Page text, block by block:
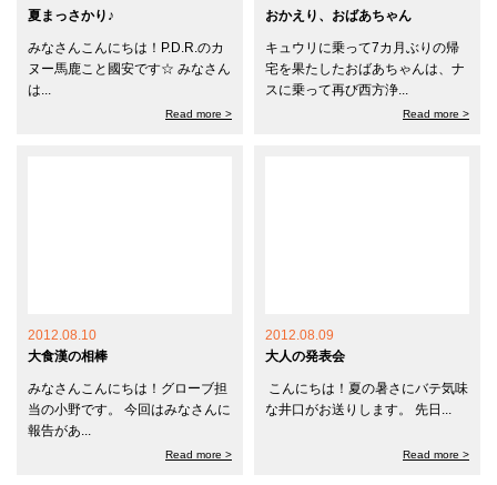
夏まっさかり♪
みなさんこんにちは！P.D.R.のカ
ヌー馬鹿こと國安です☆ みなさん
は...
Read more >
おかえり、おばあちゃん
キュウリに乗って7カ月ぶりの帰
宅を果たしたおばあちゃんは、ナ
スに乗って再び西方浄...
Read more >
2012.08.10
大食漢の相棒
みなさんこんにちは！グローブ担
当の小野です。 今回はみなさんに
報告があ...
Read more >
2012.08.09
大人の発表会
こんにちは！夏の暑さにバテ気味
な井口がお送りします。 先日...
Read more >